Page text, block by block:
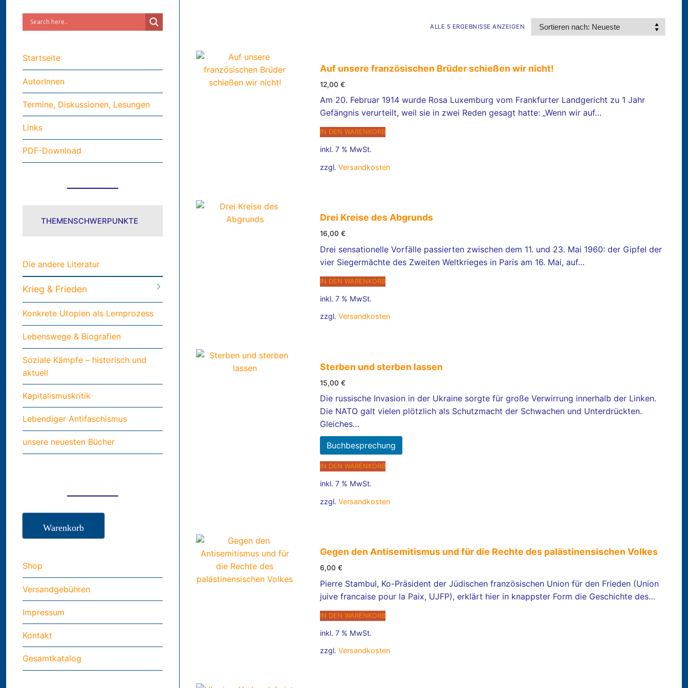
ALLE 5 ERGEBNISSE ANZEIGEN
Auf unsere französischen Brüder schießen wir nicht!
12,00 €
Am 20. Februar 1914 wurde Rosa Luxemburg vom Frankfurter Landgericht zu 1 Jahr
Gefängnis verurteilt, weil sie in zwei Reden gesagt hatte: „Wenn wir auf…
IN DEN WARENKORB
inkl. 7 % MwSt.
zzgl. Versandkosten
Drei Kreise des Abgrunds
16,00 €
Drei sensationelle Vorfälle passierten zwischen dem 11. und 23. Mai 1960: der Gipfel der
vier Siegermächte des Zweiten Weltkrieges in Paris am 16. Mai, auf…
IN DEN WARENKORB
inkl. 7 % MwSt.
zzgl. Versandkosten
Sterben und sterben lassen
15,00 €
Die russische Invasion in der Ukraine sorgte für große Verwirrung innerhalb der Linken.
Die NATO galt vielen plötzlich als Schutzmacht der Schwachen und Unterdrückten.
Gleiches…
Buchbesprechung
IN DEN WARENKORB
inkl. 7 % MwSt.
zzgl. Versandkosten
Gegen den Antisemitismus und für die Rechte des palästinensischen Volkes
6,00 €
Pierre Stambul, Ko-Präsident der Jüdischen französischen Union für den Frieden (Union
juive francaise pour la Paix, UJFP), erklärt hier in knappster Form die Geschichte des…
IN DEN WARENKORB
inkl. 7 % MwSt.
zzgl. Versandkosten
Startseite
AutorInnen
Termine, Diskussionen, Lesungen
Links
PDF-Download
THEMENSCHWERPUNKTE
Die andere Literatur
Krieg & Frieden
Konkrete Utopien als Lernprozess
Lebenswege & Biografien
Soziale Kämpfe – historisch und
aktuell
Kapitalismuskritik
Lebendiger Antifaschismus
unsere neuesten Bücher
Warenkorb
Shop
Versandgebühren
Impressum
Kontakt
Gesamtkatalog